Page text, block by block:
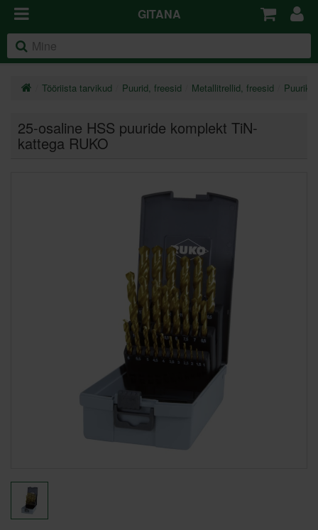
GITANA
Tööriista tarvikud Puurid, freesid Metallitrellid, freesid
25-osaline HSS puuride komplekt TiN-
kattega RUKO